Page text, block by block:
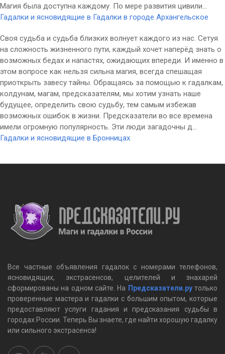
Магия была доступна каждому. По мере развития цивили...
Гадалки и ясновидящие в Гадалки в городе Архангельское
Своя судьба и судьба близких волнует каждого из нас. Сетуя
на сложность жизненного пути, каждый хочет наперёд знать о
возможных бедах и напастях, ожидающих впереди. И именно в
этом вопросе как нельзя сильна магия, всегда спешащая
приоткрыть завесу тайны. Обращаясь за помощью к гадалкам,
колдунам, магам, предсказателям, мы хотим узнать наше
будущее, определить свою судьбу, тем самым избежав
возможных ошибок в жизни. Предсказатели во все времена
имели огромную популярность. Эти люди загадочны д...
Гадалки и ясновидящие в Бронницах
Все частные объявления гадалок c номерами телефонов,
ясновидящих, экстрасенсов, целителей и знахарей
сформированы на одном сайте. На Предсказатели.ру только
проверенные мастера и гадалки с большим опытом, которые
предоставляют услуги гадания и предсказания судьбы в
городах России. Теперь Вы знаете, где найти хорошую гадалку
или сильного экстрасенса!